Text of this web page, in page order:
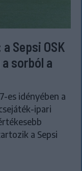
Sepsi OSK
sorból a
es idényében a
ipari
a Sepsi